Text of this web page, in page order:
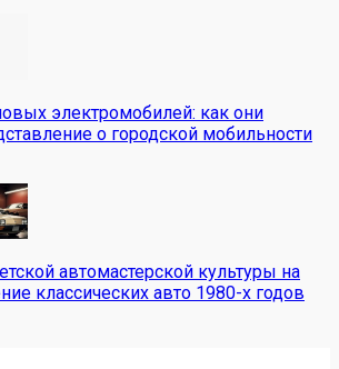
электромобилей: как они
о городской мобильности
автомастерской культуры на
классических авто 1980-х годов